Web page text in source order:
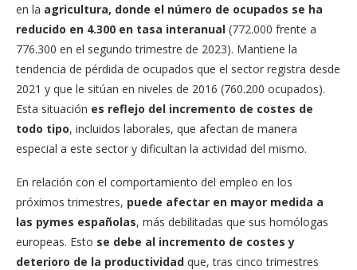
en la agricultura, donde el número de ocupados se ha
reducido en 4.300 en tasa interanual (772.000 frente a
776.300 en el segundo trimestre de 2023). Mantiene la
tendencia de pérdida de ocupados que el sector registra desde
2021 y que le sitúan en niveles de 2016 (760.200 ocupados).
Esta situación es reflejo del incremento de costes de
todo tipo, incluidos laborales, que afectan de manera
especial a este sector y dificultan la actividad del mismo.
En relación con el comportamiento del empleo en los
próximos trimestres, puede afectar en mayor medida a
las pymes españolas, más debilitadas que sus homólogas
europeas. Esto se debe al incremento de costes y
deterioro de la productividad que, tras cinco trimestres